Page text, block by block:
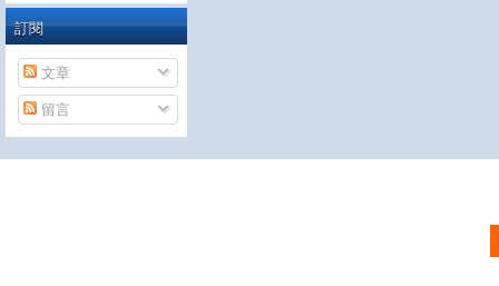
訂閱
文章
留言